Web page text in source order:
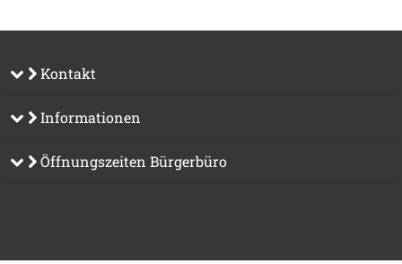
Kontakt
Informationen
Öffnungszeiten Bürgerbüro